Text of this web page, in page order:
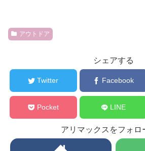
アウトドア
シェアする
Twitter Facebook
Pocket LINE
アリマックスをフォロ